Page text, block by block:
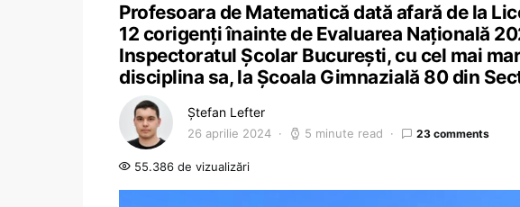
Profesoara de Matematică dată afară de la
12 corigenți înainte de Evaluarea Națională
Inspectoratul Școlar București, cu cel mai
disciplina sa, la Școala Gimnazială 80 din
Ștefan Lefter
26 aprilie 2024 5 minute read 23 comments
55.386 de vizualizări